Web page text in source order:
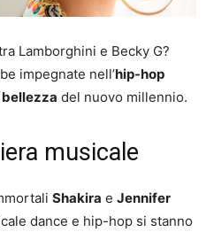
Lamborghini e Becky G?
impegnate nell’hip-hop
del nuovo millennio.
musicale
Shakira e Jennifer
dance e hip-hop si stanno